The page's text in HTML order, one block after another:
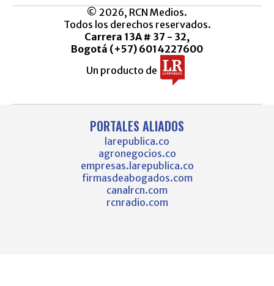
© 2026, RCN Medios.
Todos los derechos reservados.
Carrera 13A # 37 - 32,
Bogotá (+57) 6014227600
Un producto de
PORTALES ALIADOS
larepublica.co
agronegocios.co
empresas.larepublica.co
firmasdeabogados.com
canalrcn.com
rcnradio.com